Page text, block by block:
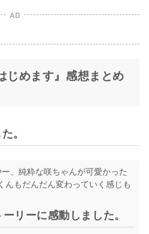
AD
じめます』感想まとめ
。
、純粋な咲ちゃんが可愛かった
もだんだん変わっていく感じも
リーに感動しました。